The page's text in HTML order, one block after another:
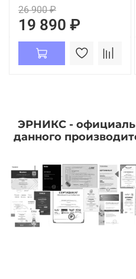
26 900 ₽
19 890 ₽
ЭРНИКС -
данного